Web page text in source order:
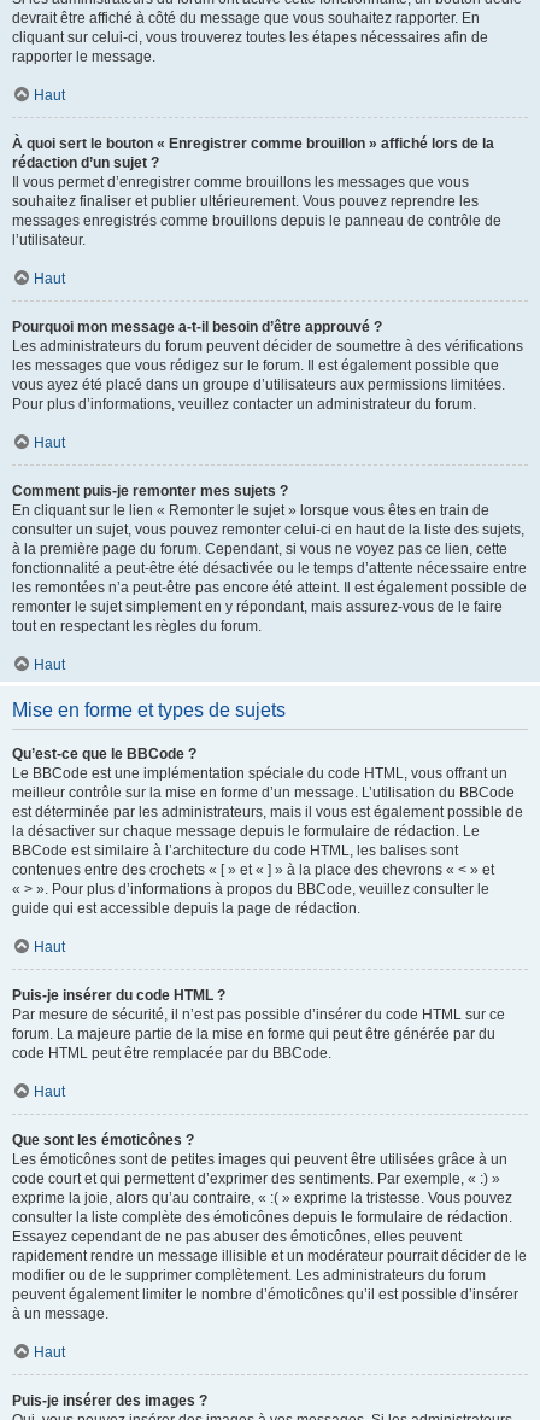
devrait être affiché à côté du message que vous souhaitez rapporter. En
cliquant sur celui-ci, vous trouverez toutes les étapes nécessaires afin de
rapporter le message.
Haut
À quoi sert le bouton « Enregistrer comme brouillon » affiché lors de la
rédaction d’un sujet ?
Il vous permet d’enregistrer comme brouillons les messages que vous
souhaitez finaliser et publier ultérieurement. Vous pouvez reprendre les
messages enregistrés comme brouillons depuis le panneau de contrôle de
l’utilisateur.
Haut
Pourquoi mon message a-t-il besoin d’être approuvé ?
Les administrateurs du forum peuvent décider de soumettre à des vérifications
les messages que vous rédigez sur le forum. Il est également possible que
vous ayez été placé dans un groupe d’utilisateurs aux permissions limitées.
Pour plus d’informations, veuillez contacter un administrateur du forum.
Haut
Comment puis-je remonter mes sujets ?
En cliquant sur le lien « Remonter le sujet » lorsque vous êtes en train de
consulter un sujet, vous pouvez remonter celui-ci en haut de la liste des sujets,
à la première page du forum. Cependant, si vous ne voyez pas ce lien, cette
fonctionnalité a peut-être été désactivée ou le temps d’attente nécessaire entre
les remontées n’a peut-être pas encore été atteint. Il est également possible de
remonter le sujet simplement en y répondant, mais assurez-vous de le faire
tout en respectant les règles du forum.
Haut
Mise en forme et types de sujets
Qu’est-ce que le BBCode ?
Le BBCode est une implémentation spéciale du code HTML, vous offrant un
meilleur contrôle sur la mise en forme d’un message. L’utilisation du BBCode
est déterminée par les administrateurs, mais il vous est également possible de
la désactiver sur chaque message depuis le formulaire de rédaction. Le
BBCode est similaire à l’architecture du code HTML, les balises sont
contenues entre des crochets « [ » et « ] » à la place des chevrons « < » et
« > ». Pour plus d’informations à propos du BBCode, veuillez consulter le
guide qui est accessible depuis la page de rédaction.
Haut
Puis-je insérer du code HTML ?
Par mesure de sécurité, il n’est pas possible d’insérer du code HTML sur ce
forum. La majeure partie de la mise en forme qui peut être générée par du
code HTML peut être remplacée par du BBCode.
Haut
Que sont les émoticônes ?
Les émoticônes sont de petites images qui peuvent être utilisées grâce à un
code court et qui permettent d’exprimer des sentiments. Par exemple, « :) »
exprime la joie, alors qu’au contraire, « :( » exprime la tristesse. Vous pouvez
consulter la liste complète des émoticônes depuis le formulaire de rédaction.
Essayez cependant de ne pas abuser des émoticônes, elles peuvent
rapidement rendre un message illisible et un modérateur pourrait décider de le
modifier ou de le supprimer complètement. Les administrateurs du forum
peuvent également limiter le nombre d’émoticônes qu’il est possible d’insérer
à un message.
Haut
Puis-je insérer des images ?